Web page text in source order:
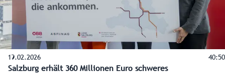
19.02.2026 40:50
Salzburg erhält 360 Millionen Euro schweres